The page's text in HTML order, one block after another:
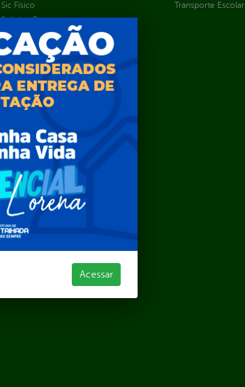
Sic Físico
Solicitar Recurso
Solicitar um pedido
Transporte Escolar
Acessar